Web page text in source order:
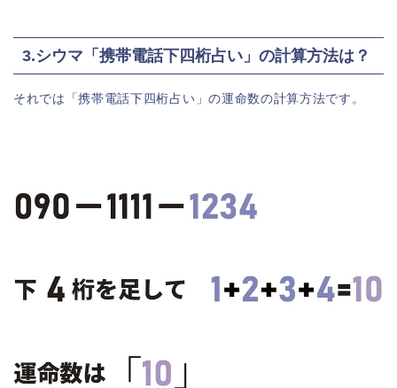
3.シウマ「携帯電話下四桁占い」の計算方法は？
それでは「携帯電話下四桁占い」の運命数の計算方法です。